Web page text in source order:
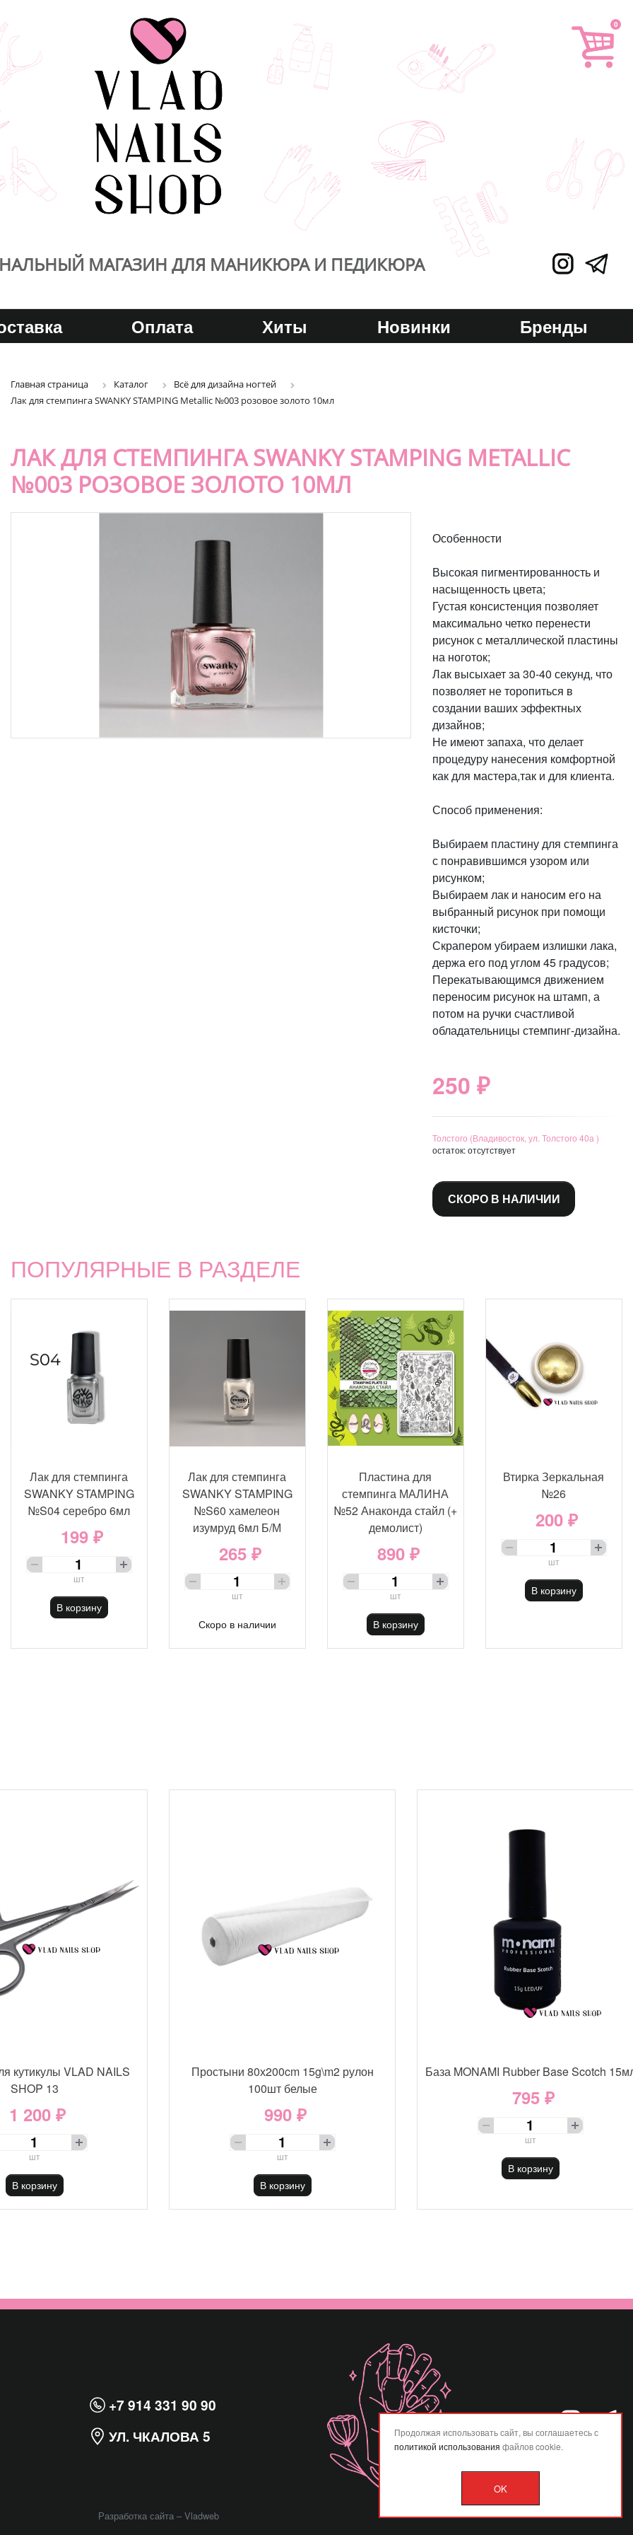
0
МАГАЗИН ДЛЯ МАНИКЮРА И ПЕДИКЮРА
Оплата Хиты Новинки Бренды
Главная страница Каталог
Всё для дизайна ногтей
Лак для стемпинга SWANKY STAMPING Metallic №003 розовое золото 10мл
ЛАК ДЛЯ СТЕМПИНГА SWANKY STAMPING METALLIC
№003 РОЗОВОЕ ЗОЛОТО 10МЛ
Особенности
Высокая пигментированность и
насыщенность цвета;
Густая консистенция позволяет
максимально четко перенести
рисунок с металлической пластины
на ноготок;
Лак высыхает за 30-40 секунд, что
позволяет не торопиться в
создании ваших эффектных
дизайнов;
Не имеют запаха, что делает
процедуру нанесения комфортной
как для мастера,так и для клиента.
Способ применения:
Выбираем пластину для стемпинга
с понравившимся узором или
рисунком;
Выбираем лак и наносим его на
выбранный рисунок при помощи
кисточки;
Скрапером убираем излишки лака,
держа его под углом 45 градусов;
Перекатывающимся движением
переносим рисунок на штамп, а
потом на ручки счастливой
обладательницы стемпинг-дизайна.
250 ₽
Толстого (Владивосток, ул. Толстого 40а )
остаток:отсутствует
СКОРО В НАЛИЧИИ
ПОПУЛЯРНЫЕ В РАЗДЕЛЕ
Лак для стемпинга
SWANKY STAMPING
№S04 серебро 6мл
199 ₽
шт
В корзину
Лак для стемпинга
SWANKY STAMPING
№S60 хамелеон
изумруд 6мл Б/М
265 ₽
шт
Скоро в наличии
Пластина для
стемпинга МАЛИНА
№52 Анаконда стайл (+
демолист)
890 ₽
шт
В корзину
Втирка Зеркальная
№26
200 ₽
шт
В корзину
кутикулы VLAD NAILS
SHOP 13
1 200 ₽
шт
В корзину
Простыни 80х200cm 15g\m2 рулон
100шт белые
990 ₽
шт
В корзину
База MONAMI Rubber Base Scotch
795 ₽
шт
В корзину
+7 914 331 90 90
УЛ. ЧКАЛОВА 5
Разработка сайта – Vladweb
Продолжая использовать сайт, вы соглашаетесь с
политикой использования файлов cookie.
OK